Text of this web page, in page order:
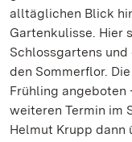
alltäglichen Blick
Gartenkulisse. Hier
Schlossgartens
den Sommerflor.
Frühling angeboten
weiteren Termin im
Helmut Krupp dann